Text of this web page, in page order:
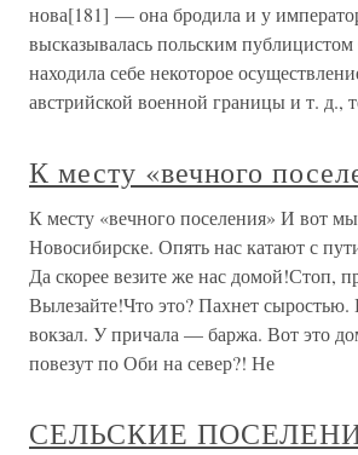
нова[181] — она бродила и у
высказывалась польским
находила себе некоторое
австрийской военной границы и т. д.,
К месту «вечного
К месту «вечного поселения» И вот
Новосибирске. Опять нас катают с
Да скорее везите же нас домой!Стоп,
Вылезайте!Что это? Пахнет сыростью.
вокзал. У причала — баржа. Вот это
повезут по Оби на север?! Не
СЕЛЬСКИЕ